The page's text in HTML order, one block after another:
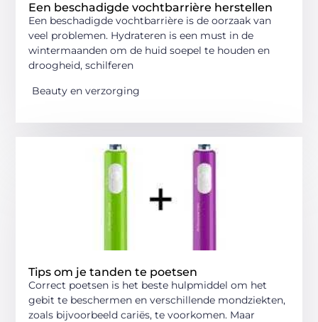
Een beschadigde vochtbarrière herstellen
Een beschadigde vochtbarrière is de oorzaak van
veel problemen. Hydrateren is een must in de
wintermaanden om de huid soepel te houden en
droogheid, schilferen
Beauty en verzorging
Tips om je tanden te poetsen
Correct poetsen is het beste hulpmiddel om het
gebit te beschermen en verschillende mondziekten,
zoals bijvoorbeeld cariës, te voorkomen. Maar